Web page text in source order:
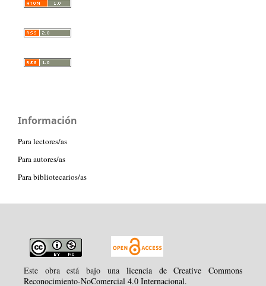
Información
Para lectores/as
Para autores/as
Para bibliotecarios/as
Este obra está bajo una licencia de Creative Commons
Reconocimiento-NoComercial 4.0 Internacional.